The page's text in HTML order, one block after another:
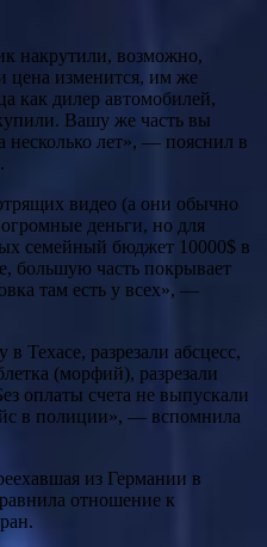
накрутили, возможно,
цена изменится, им же
как дилер автомобилей,
Вашу же часть вы
несколько лет», — пояснил в
видео (а они обычно
деньги, но для
семейный бюджет 10000$ в
большую часть покрывает
там есть у всех», —
Техасе, разрезали абсцесс,
(морфий), разрезали
оплаты счета не выпускали
в полиции», — вспомнила
из Германии в
отношение к